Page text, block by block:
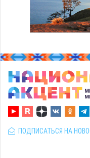
ПОДПИСАТЬСЯ НА